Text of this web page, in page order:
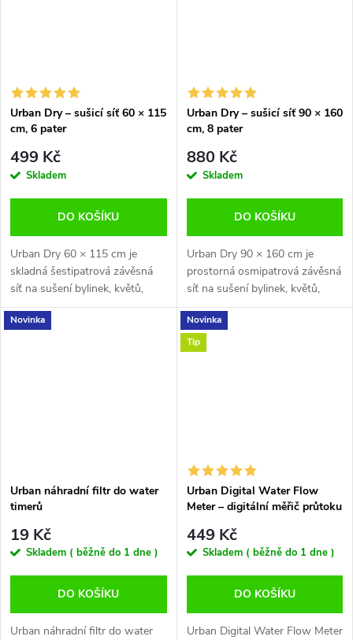
Urban Dry – sušicí síť 60 × 115
cm, 6 pater
499 Kč
Skladem
DO KOŠÍKU
Urban Dry 60 × 115 cm je
skladná šestipatrová závěsná
síť na sušení bylinek, květů,
ovoce, hub a dalších
rostlinných materiálů. Každé
Urban Dry – sušicí síť 90 × 160
cm, 8 pater
880 Kč
Skladem
DO KOŠÍKU
Urban Dry 90 × 160 cm je
prostorná osmipatrová závěsná
síť na sušení bylinek, květů,
ovoce, hub a dalších
rostlinných materiálů. Každé
patro má vlastní zip, který
Novinka
Urban náhradní filtr do water
timerů
19 Kč
Skladem ( běžně do 1 dne )
DO KOŠÍKU
Urban náhradní filtr do water
Novinka
Tip
Urban Digital Water Flow
Meter – digitální měřič průtoku
449 Kč
Skladem ( běžně do 1 dne )
DO KOŠÍKU
Urban Digital Water Flow Meter